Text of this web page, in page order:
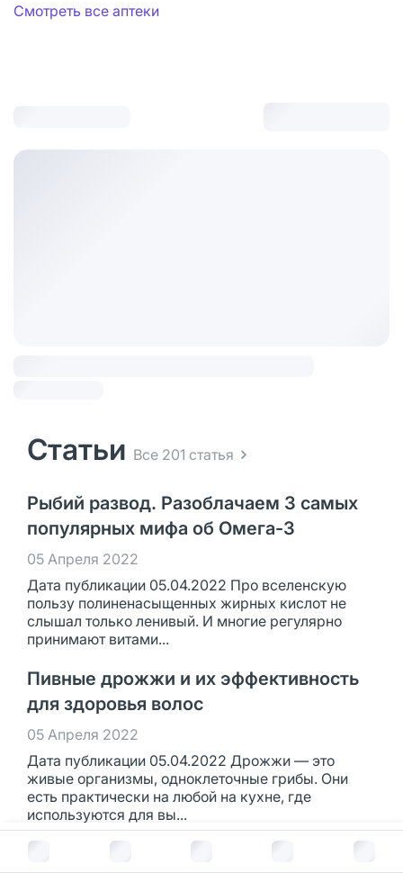
В корзину за руб.
Смотреть все аптеки
Статьи Все 201 статья
Рыбий развод. Разоблачаем 3 самых
популярных мифа об Омега-3
05 Апреля 2022
Дата публикации 05.04.2022 Про вселенскую
пользу полиненасыщенных жирных кислот не
слышал только ленивый. И многие регулярно
принимают витами...
Пивные дрожжи и их эффективность
для здоровья волос
05 Апреля 2022
Дата публикации 05.04.2022 Дрожжи — это
живые организмы, одноклеточные грибы. Они
есть практически на любой на кухне, где
используются для вы...